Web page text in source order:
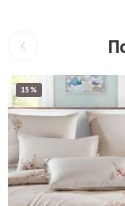
15%